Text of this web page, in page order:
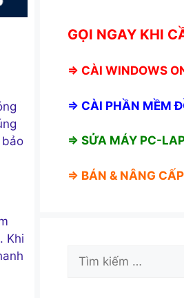
Khi
GỌI NGAY KHI
⇒ CÀI WINDOWS
⇒ CÀI PHẦN MỀM
⇒ SỬA MÁY PC-
⇒ BÁN & NÂNG
Tìm
kiếm